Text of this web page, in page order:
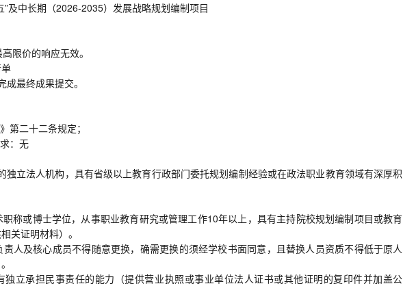
及中长期（2026-2035）发展战略规划编制项目
限价的响应无效。
最终成果提交。
第二十二条规定；
：无
独立法人机构，具有省级以上教育行政部门委托规划编制经验或在政法职业教育领域有深厚积
称或博士学位，从事职业教育研究或管理工作10年以上，具有主持院校规划编制项目或教育
关证明材料）。
人及核心成员不得随意更换，确需更换的须经学校书面同意，且替换人员资质不得低于原人
立承担民事责任的能力（提供营业执照或事业单位法人证书或其他证明的复印件并加盖公